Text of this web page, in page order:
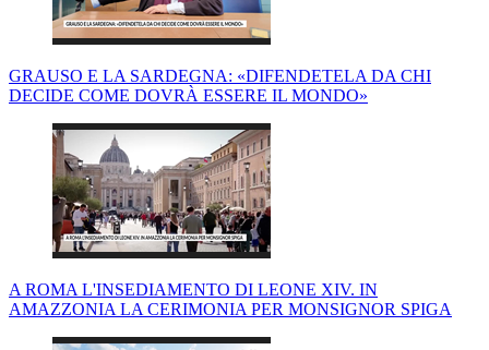
GRAUSO E LA SARDEGNA: «DIFENDETELA DA CHI
DECIDE COME DOVRÀ ESSERE IL MONDO»
A ROMA L'INSEDIAMENTO DI LEONE XIV. IN
AMAZZONIA LA CERIMONIA PER MONSIGNOR SPIGA